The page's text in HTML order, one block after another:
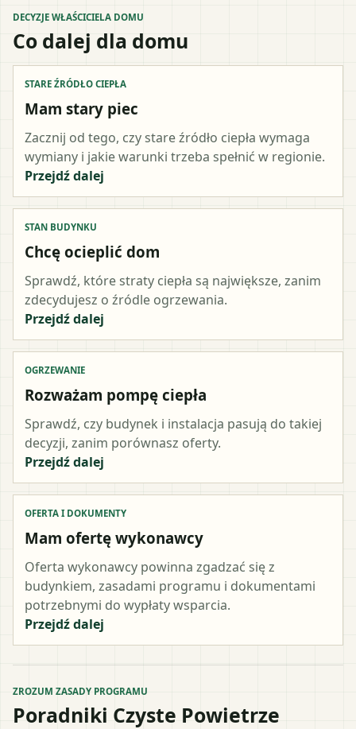
DECYZJE WŁAŚCICIELA DOMU
Co dalej dla domu
STARE ŹRÓDŁO CIEPŁA
Mam stary piec
Zacznij od tego, czy stare źródło ciepła wymaga
wymiany i jakie warunki trzeba spełnić w regionie.
Przejdź dalej
STAN BUDYNKU
Chcę ocieplić dom
Sprawdź, które straty ciepła są największe, zanim
zdecydujesz o źródle ogrzewania.
Przejdź dalej
OGRZEWANIE
Rozważam pompę ciepła
Sprawdź, czy budynek i instalacja pasują do takiej
decyzji, zanim porównasz oferty.
Przejdź dalej
OFERTA I DOKUMENTY
Mam ofertę wykonawcy
Oferta wykonawcy powinna zgadzać się z
budynkiem, zasadami programu i dokumentami
potrzebnymi do wypłaty wsparcia.
Przejdź dalej
ZROZUM ZASADY PROGRAMU
Poradniki Czyste Powietrze